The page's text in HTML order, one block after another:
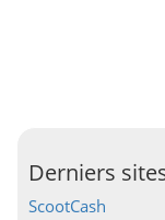
Derniers
ScootCash